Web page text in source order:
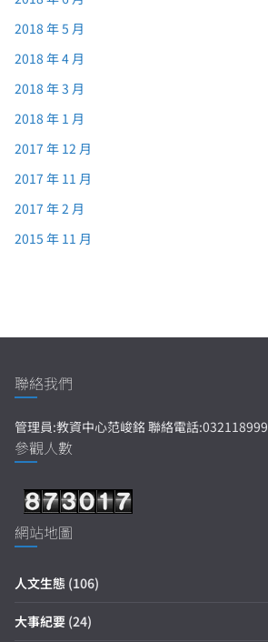
2018 年 5 月
2018 年 4 月
2018 年 3 月
2018 年 1 月
2017 年 12 月
2017 年 11 月
2017 年 2 月
2015 年 11 月
聯絡我們
管理員:教資中心范峻銘 聯絡電話
參觀人數
網站地圖
人文生態 (106)
大事紀要 (24)